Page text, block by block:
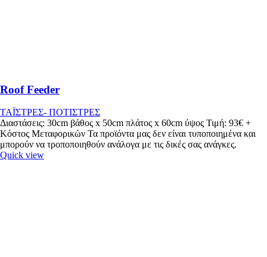
Roof Feeder
ΤΑΪΣΤΡΕΣ- ΠΟΤΙΣΤΡΕΣ
Διαστάσεις: 30cm βάθος x 50cm πλάτος x 60cm ύψος Τιμή: 93€ +
Κόστος Μεταφορικών Τα προϊόντα μας δεν είναι τυποποιημένα και
μπορούν να τροποποιηθούν ανάλογα με τις δικές σας ανάγκες.
Quick view